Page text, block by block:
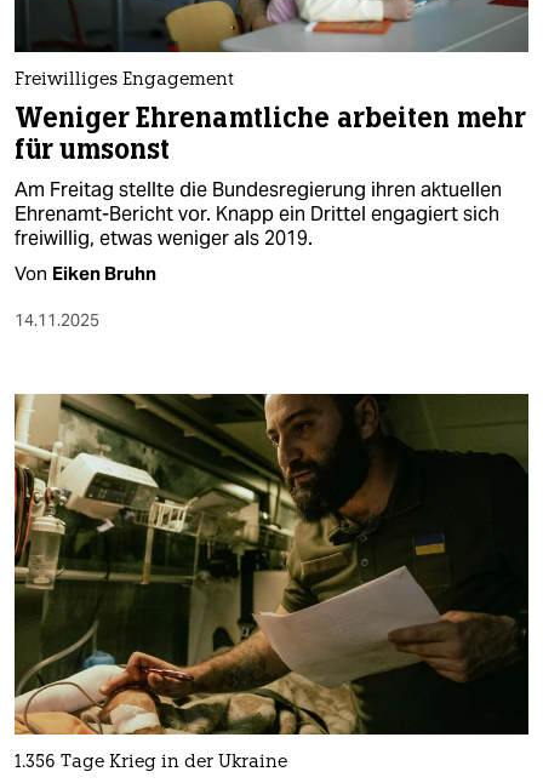
Freiwilliges Engagement
Weniger Ehrenamtliche arbeiten mehr
für umsonst
Am Freitag stellte die Bundesregierung ihren aktuellen
Ehrenamt-Bericht vor. Knapp ein Drittel engagiert sich
freiwillig, etwas weniger als 2019.
Von Eiken Bruhn
14.11.2025
1.356 Tage Krieg in der Ukraine